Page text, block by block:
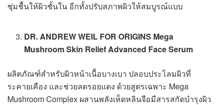
ชุ่มชื้นให้ผิวชั้นใน อีกทั้งปรับสภาพผิวให้สมบูรณ์แบบ
DR. ANDREW WEIL FOR ORIGINS Mega
Mushroom Skin Relief Advanced Face Serum
ผลิตภัณฑ์สำหรับผิวหน้าเนื้อบางเบา ปลอบประโลมผิวที่
ระคายเคือง และช่วยลดรอยแดง ด้วยสูตรเฉพาะ Mega
Mushroom Complex ผสานพลังเห็ดหลินจือมีสารสกัดบำรุงผิว